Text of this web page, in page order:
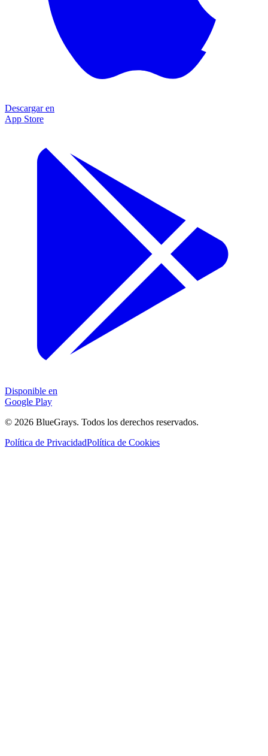
Descargar en
App Store
Disponible en
Google Play
© 2026 BlueGrays. Todos los derechos reservados.
Política de PrivacidadPolítica de Cookies